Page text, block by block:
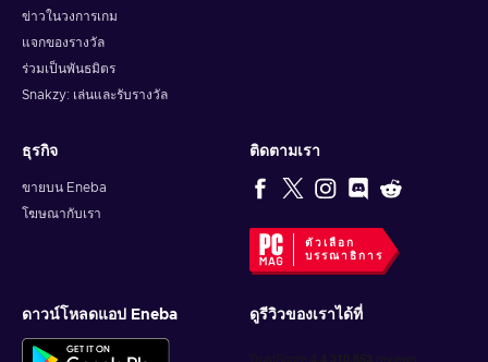
ข่าวในวงการเกม
แจกของรางวัล
ร่วมเป็นพันธมิตร
Snakzy: เล่นและรับรางวัล
ธุรกิจ
ขายบน Eneba
โฆษณากับเรา
ติดตามเรา
ตัวเลือก
บรรณาธิการ
ดาวน์โหลดแอป Eneba ดูรีวิวของเราได้ที่